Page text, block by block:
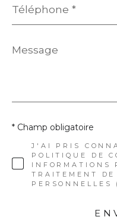
*
Message
*
J'AI PRIS
POLITIQUE DE
INFORMATIONS
TRAITEMENT DE
* Champ obligatoire